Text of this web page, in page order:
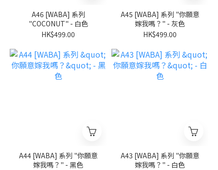
A46 [WABA] 系列
"COCONUT" - 白色
HK$499.00
A45 [WABA] 系列 "你願意
嫁我嗎？" - 灰色
HK$499.00
A44 [WABA] 系列 "你願意
嫁我嗎？" - 黑色
A43 [WABA] 系列 "你願意
嫁我嗎？" - 白色